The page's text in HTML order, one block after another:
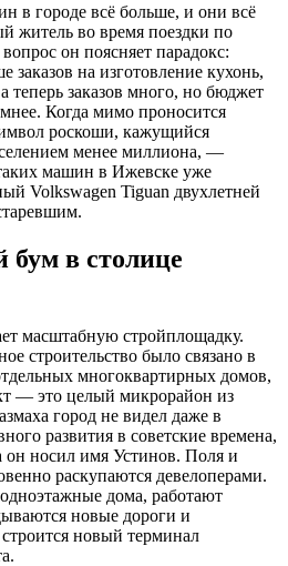
в городе всё больше, и они всё
житель во время поездки по
он поясняет парадокс:
на изготовление кухонь,
заказов много, но бюджет
Когда мимо проносится
роскоши, кажущийся
менее миллиона, —
машин в Ижевске уже
Volkswagen Tiguan двухлетней
бум в столице
масштабную стройплощадку.
строительство было связано в
многоквартирных домов,
— это целый микрорайон из
город не видел даже в
развития в советские времена,
он носил имя Устинов. Поля и
раскупаются девелоперами.
дома, работают
новые дороги и
новый терминал